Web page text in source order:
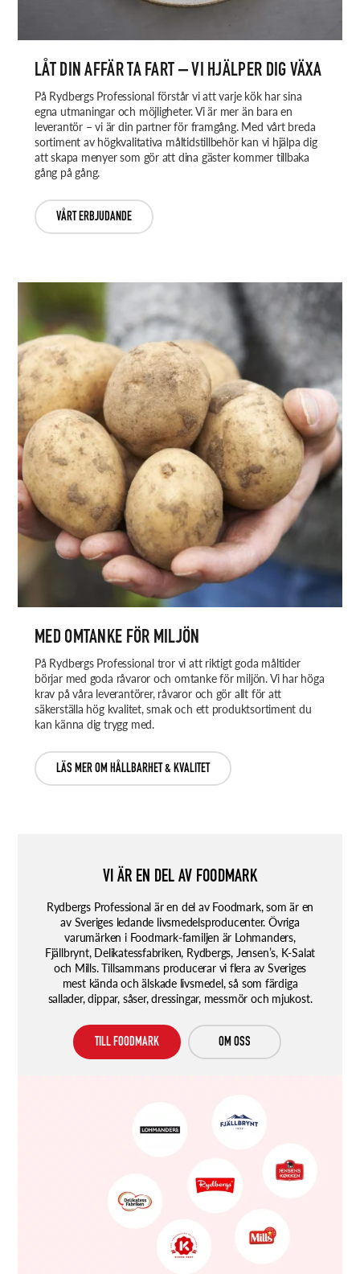
LÅT DIN AFFÄR TA FART – VI HJÄLPER DIG VÄXA
På Rydbergs Professional förstår vi att varje kök har sina
egna utmaningar och möjligheter. Vi är mer än bara en
leverantör – vi är din partner för framgång. Med vårt breda
sortiment av högkvalitativa måltidstillbehör kan vi hjälpa dig
att skapa menyer som gör att dina gäster kommer tillbaka
gång på gång.
VÅRT ERBJUDANDE
MED OMTANKE FÖR MILJÖN
På Rydbergs Professional tror vi att riktigt goda måltider
börjar med goda råvaror och omtanke för miljön. Vi har höga
krav på våra leverantörer, råvaror och gör allt för att
säkerställa hög kvalitet, smak och ett produktsortiment du
kan känna dig trygg med.
LÄS MER OM HÅLLBARHET & KVALITET
VI ÄR EN DEL AV FOODMARK
Rydbergs Professional är en del av Foodmark, som är en
av Sveriges ledande livsmedelsproducenter. Övriga
varumärken i Foodmark-familjen är Lohmanders,
Fjällbrynt, Delikatessfabriken, Rydbergs, Jensen’s, K-Salat
och Mills. Tillsammans producerar vi flera av Sveriges
mest kända och älskade livsmedel, så som färdiga
sallader, dippar, såser, dressingar, messmör och mjukost.
TILL FOODMARK OM OSS